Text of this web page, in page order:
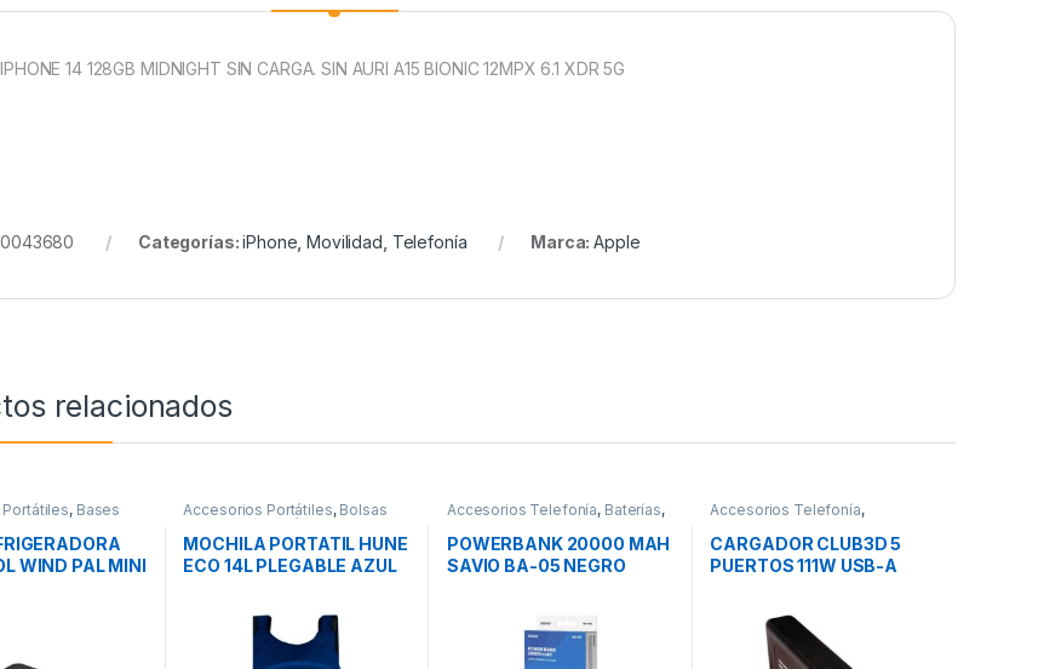
14 128GB MIDNIGHT SIN CARGA. SIN AURI A15 BIONIC 12MPX 6.1 XDR 5G
Categorías:iPhone ,Movilidad Telefonía Marca:Apple
relacionados
, Bases
WIND PAL MINI
Accesorios Portátiles, Bolsas
Transporte Portátiles
MOCHILA PORTATIL HUNE
ECO 14L PLEGABLE AZUL
Accesorios Telefonía, Baterías,
POWERBANK 20000 MAH
SAVIO BA-05 NEGRO
Accesorios Telefonía,
Movilidad
CARGADOR CLUB3D 5
PUERTOS 111W USB-A